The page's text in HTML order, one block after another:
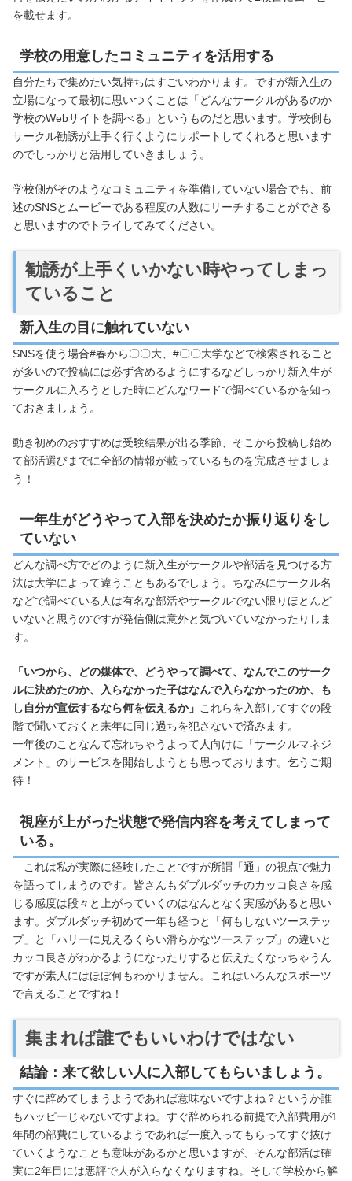
を載せます。
学校の用意したコミュニティを活用する
自分たちで集めたい気持ちはすごいわかります。ですが新入生の
立場になって最初に思いつくことは「どんなサークルがあるのか
学校のWebサイトを調べる」というものだと思います。学校側も
サークル勧誘が上手く行くようにサポートしてくれると思います
のでしっかりと活用していきましょう。
学校側がそのようなコミュニティを準備していない場合でも、前
述のSNSとムービーである程度の人数にリーチすることができる
と思いますのでトライしてみてください。
勧誘が上手くいかない時やってしまっ
ていること
新入生の目に触れていない
SNSを使う場合#春から〇〇大、#〇〇大学などで検索されること
が多いので投稿には必ず含めるようにするなどしっかり新入生が
サークルに入ろうとした時にどんなワードで調べているかを知っ
ておきましょう。
動き初めのおすすめは受験結果が出る季節、そこから投稿し始め
て部活選びまでに全部の情報が載っているものを完成させましょ
う！
一年生がどうやって入部を決めたか振り返りをし
ていない
どんな調べ方でどのように新入生がサークルや部活を見つける方
法は大学によって違うこともあるでしょう。ちなみにサークル名
などで調べている人は有名な部活やサークルでない限りほとんど
いないと思うのですが発信側は意外と気づいていなかったりしま
す。
「いつから、どの媒体で、どうやって調べて、なんでこのサーク
ルに決めたのか、入らなかった子はなんで入らなかったのか、も
し自分が宣伝するなら何を伝えるか」 これらを入部してすぐの段
階で聞いておくと来年に同じ過ちを犯さないで済みます。
一年後のことなんて忘れちゃうよって人向けに「サークルマネジ
メント」のサービスを開始しようとも思っております。乞うご期
待！
視座が上がった状態で発信内容を考えてしまって
いる。
これは私が実際に経験したことですが所謂「通」の視点で魅力
を語ってしまうのです。皆さんもダブルダッチのカッコ良さを感
じる感度は段々と上がっていくのはなんとなく実感があると思い
ます。ダブルダッチ初めて一年も経つと「何もしないツーステッ
プ」と「ハリーに見えるくらい滑らかなツーステップ」の違いと
カッコ良さがわかるようになったりすると伝えたくなっちゃうん
ですが素人にはほぼ何もわかりません。これはいろんなスポーツ
で言えることですね！
集まれば誰でもいいわけではない
結論：来て欲しい人に入部してもらいましょう。
すぐに辞めてしまうようであれば意味ないですよね？というか誰
もハッピーじゃないですよね。すぐ辞められる前提で入部費用が1
年間の部費にしているようであれば一度入ってもらってすぐ抜け
ていくようなことも意味があるかと思いますが、そんな部活は確
実に2年目には悪評で人が入らなくなりますね。そして学校から解